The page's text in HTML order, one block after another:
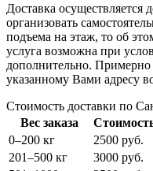
Доставка
организовать
подъема на этаж, то об
услуга возможна при
дополнительно.
указанному Вами адресу
Стоимость доставки по
Вес заказа
0–200 кг
2500 руб.
201–500 кг
3000 руб.